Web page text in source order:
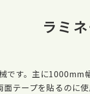
ラミ
です。主に
面テープを貼るのに